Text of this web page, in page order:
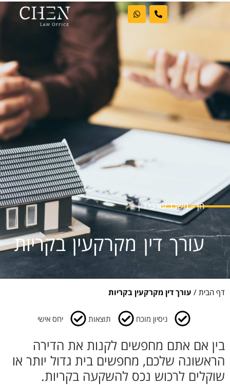
אודות המשרד
דיני עבודה
מקרקעין
בלוג וחדשות
צרו קשרעורך דין מקרקעין בקריות
חן – משרד עורכי דין
דף הבית / עורך דין מקרקעין בקריות
ניסיון מוכח תוצאות יחס אישי
בין אם אתם מחפשים לקנות את הדירה
הראשונה שלכם, מחפשים בית גדול יותר או
שוקלים לרכוש נכס להשקעה בקריות.